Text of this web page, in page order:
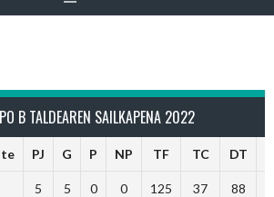
B TALDEAREN SAILKAPENA 2022
PJ G P NP TF TC DT
5 5 0 0 125 37 88